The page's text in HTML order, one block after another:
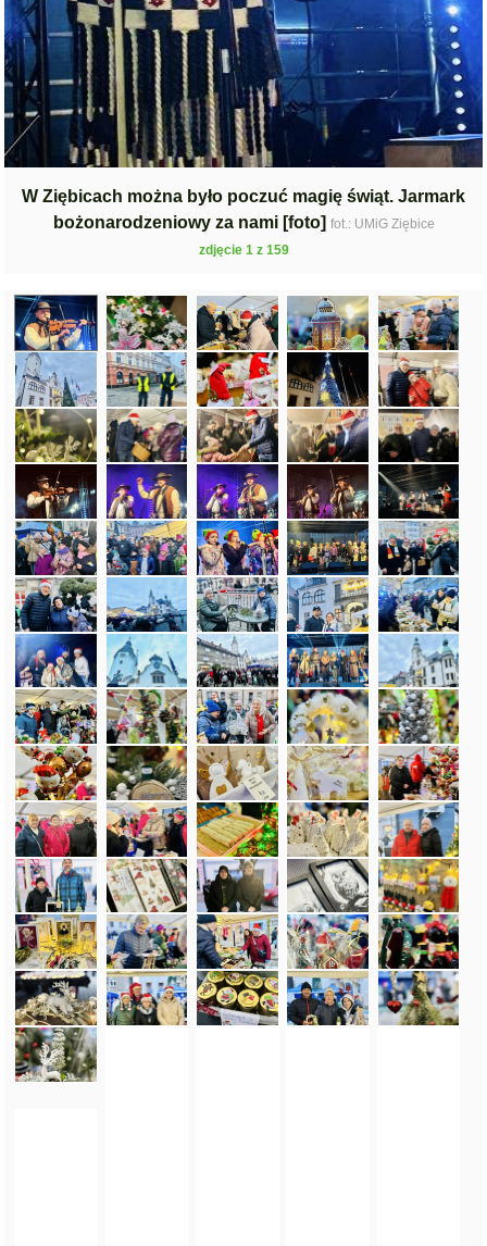
W Ziębicach można było poczuć magię świąt. Jarmark
bożonarodzeniowy za nami [foto] fot.: UMiG Ziębice
zdjęcie 1 z 159